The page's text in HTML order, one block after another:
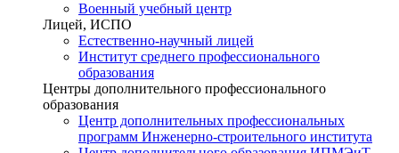
Военный учебный центр
Лицей, ИСПО
Естественно-научный лицей
Институт среднего профессионального
образования
Центры дополнительного профессионального
образования
Центр дополнительных профессиональных
программ Инженерно-строительного института